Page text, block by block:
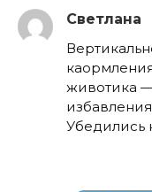
Светлана
животика
Убедились